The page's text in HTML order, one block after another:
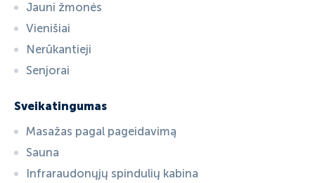
Jauni žmonės
Vienišiai
Nerūkantieji
Senjorai
Sveikatingumas
Masažas pagal pageidavimą
Sauna
Infraraudonųjų spindulių kabina